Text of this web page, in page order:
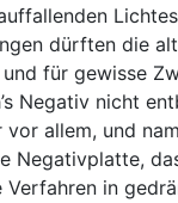
dürften die
für gewisse
Negativ nicht
vor allem, und
Negativplatte,
in